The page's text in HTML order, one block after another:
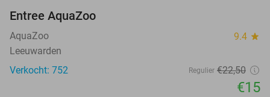
Entree AquaZoo
AquaZoo 9.4 star
Leeuwarden
Verkocht: 752
Regulier €22,50
€15